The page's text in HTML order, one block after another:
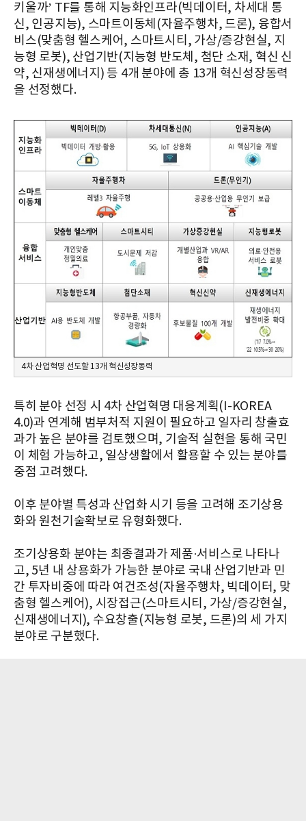
키울까’ TF를 통해 지능화인프라(빅데이터, 차세대 통
신, 인공지능), 스마트이동체(자율주행차, 드론), 융합서
비스(맞춤형 헬스케어, 스마트시티, 가상/증강현실, 지
능형 로봇), 산업기반(지능형 반도체, 첨단 소재, 혁신 신
약, 신재생에너지) 등 4개 분야에 총 13개 혁신성장동력
을 선정했다.
4차 산업혁명 선도할 13개 혁신성장동력
특히 분야 선정 시 4차 산업혁명 대응계획(I-KOREA
4.0)과 연계해 범부처적 지원이 필요하고 일자리 창출효
과가 높은 분야를 검토했으며, 기술적 실현을 통해 국민
이 체험 가능하고, 일상생활에서 활용할 수 있는 분야를
중점 고려했다.
이후 분야별 특성과 산업화 시기 등을 고려해 조기상용
화와 원천기술확보로 유형화했다.
조기상용화 분야는 최종결과가 제품·서비스로 나타나
고, 5년 내 상용화가 가능한 분야로 국내 산업기반과 민
간 투자비중에 따라 여건조성(자율주행차, 빅데이터, 맞
춤형 헬스케어), 시장접근(스마트시티, 가상/증강현실,
신재생에너지), 수요창출(지능형 로봇, 드론)의 세 가지
분야로 구분했다.